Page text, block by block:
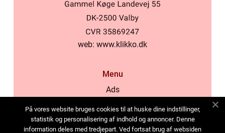
web: www.klikko.dk
Menu
Ads
Cookies
Contact
På vores website bruges cookies til at huske dine indstillinger,
statistik og personalisering af indhold og annoncer. Denne
information deles med tredjepart. Ved fortsat brug af websiden